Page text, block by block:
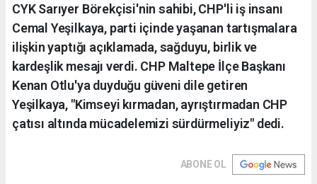
CYK Sarıyer Börekçisi'nin sahibi, CHP'li iş insanı
Cemal Yeşilkaya, parti içinde yaşanan tartışmalara
ilişkin yaptığı açıklamada, sağduyu, birlik ve
kardeşlik mesajı verdi. CHP Maltepe İlçe Başkanı
Kenan Otlu'ya duyduğu güveni dile getiren
Yeşilkaya, "Kimseyi kırmadan, ayrıştırmadan CHP
çatısı altında mücadelemizi sürdürmeliyiz" dedi.
ABONE OL